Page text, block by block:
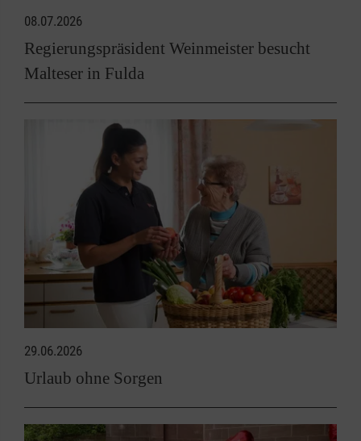
08.07.2026
Regierungspräsident Weinmeister besucht
Malteser in Fulda
29.06.2026
Urlaub ohne Sorgen